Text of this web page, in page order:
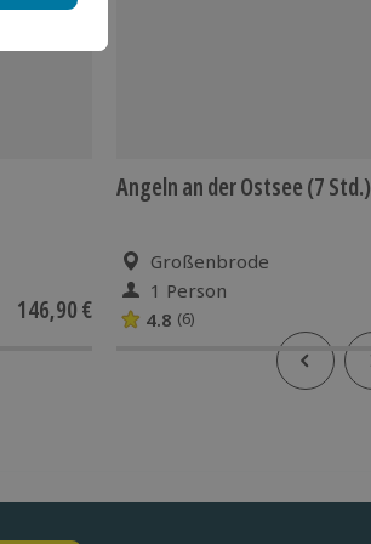
146,90 €
Angeln an der Ostsee (7 Std.)
Großenbrode
1 Person
4.8 (6)